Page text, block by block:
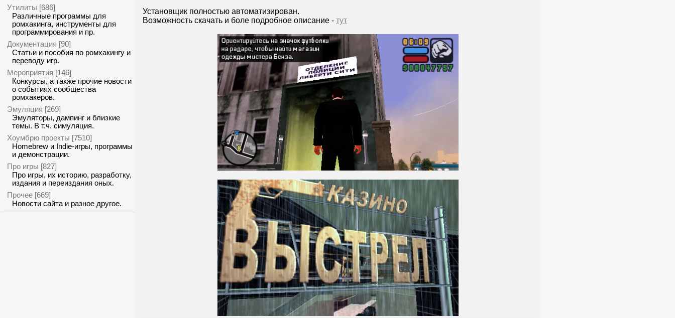
Утилиты [686]
Различные программы для
ромхакинга, инструменты для
программирования и пр.
Документация [90]
Статьи и пособия по ромхакингу и
переводу игр.
Мероприятия [146]
Конкурсы, а также прочие новости
о событиях сообщества
ромхакеров.
Эмуляция [269]
Эмуляторы, дампинг и близкие
темы. В т.ч. симуляция.
Хоумбрю проекты [7510]
Homebrew и Indie-игры, программы
и демонстрации.
Про игры [827]
Про игры, их историю, разработку,
издания и переиздания оных.
Прочее [669]
Новости сайта и разное другое.
Установщик полностью автоматизирован.
Возможность скачать и боле подробное описание - тут